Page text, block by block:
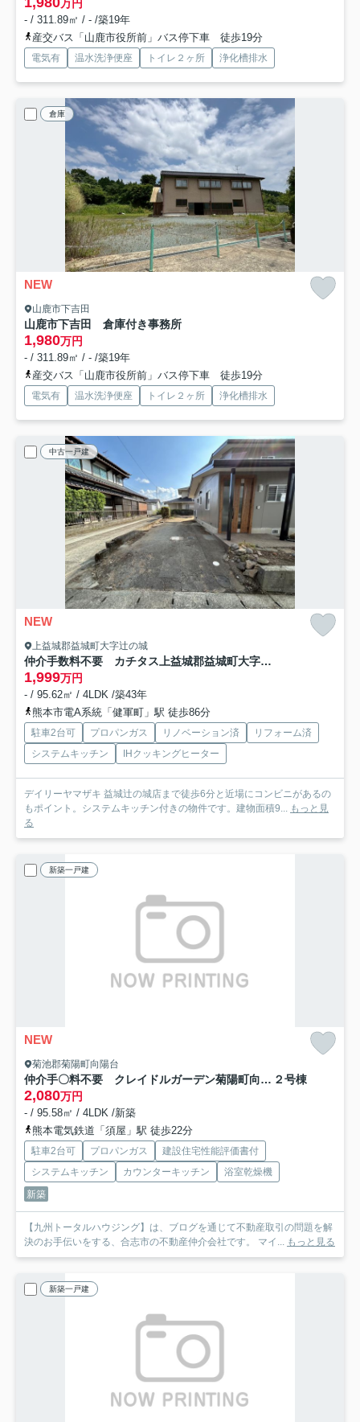
万円
- / 311.89㎡ / - /築19年
産交バス「山鹿市役所前」バス停下車 徒歩19分
電気有 温水洗浄便座 トイレ２ヶ所 浄化槽排水
倉庫
NEW
山鹿市下吉田
山鹿市下吉田 倉庫付き事務所
1,980万円
- / 311.89㎡ / - /築19年
産交バス「山鹿市役所前」バス停下車 徒歩19分
電気有 温水洗浄便座 トイレ２ヶ所 浄化槽排水
中古一戸建
NEW
上益城郡益城町大字辻の城
仲介手数料不要 カチタス上益城郡益城町大字辻の城【益城中央小・木山中】
1,999万円
- / 95.62㎡ / 4LDK /築43年
熊本市電A系統「健軍町」駅 徒歩86分
駐車2台可 プロパンガス リノベーション済
リフォーム済
システムキッチン
IHクッキングヒーター
デイリーヤマザキ 益城辻の城店まで徒歩6分と近場にコンビニがあるの
もポイント。システムキッチン付きの物件です。建物面積9...
もっと見
る
新築一戸建
NEW
菊池郡菊陽町向陽台
仲介手〇料不要 クレイドルガーデン菊陽町向陽台第１【武蔵ヶ丘小・武蔵ヶ丘中】 ２号棟
2,080万円
- / 95.58㎡ / 4LDK /新築
熊本電気鉄道「須屋」駅 徒歩22分
駐車2台可 プロパンガス
建設住宅性能評価書付
システムキッチン
カウンターキッチン
浴室乾燥機
新築
【九州トータルハウジング】は、ブログを通じて不動産取引の問題を解
決のお手伝いをする、合志市の不動産仲介会社です。 マイ...
もっと見る
新築一戸建